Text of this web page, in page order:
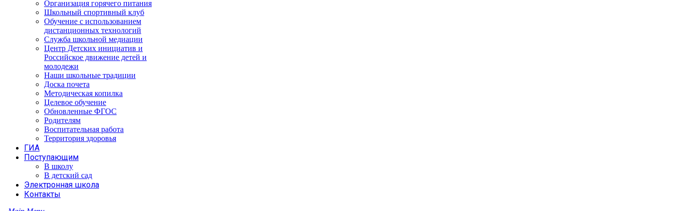
Организация горячего питания
Школьный спортивный клуб
Обучение с использованием
дистанционных технологий
Служба школьной медиации
Центр Детских инициатив и
Российское движение детей и
молодежи
Наши школьные традиции
Доска почета
Методическая копилка
Целевое обучение
Обновленные ФГОС
Родителям
Воспитательная работа
Территория здоровья
ГИА
Поступающим
В школу
В детский сад
Электронная школа
Контакты